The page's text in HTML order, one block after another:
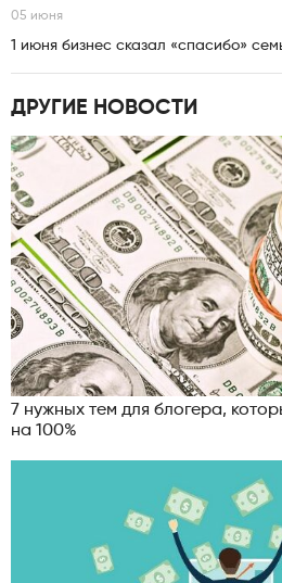
05 июня
1 июня бизнес сказал «спасибо»
ДРУГИЕ НОВОСТИ
7 нужных тем для блогера,
на 100%